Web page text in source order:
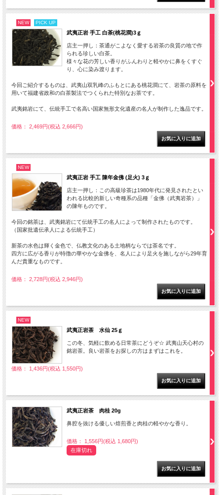
NEW PICK UP
武夷正岩 手工 白茶(桃花澗)3ｇ
店主一押し：茶通がこよなく愛する岩茶の良質の地で作
られる珍しい白茶。
様々な花の芳しい香りがふんわりと軽やかに鼻をくすぐ
り、心に染み渡ります。
今回ご紹介するものは、武夷山双乳峰のふもとにある桃花澗にて、岩茶の原料を
用いて福建省政和の白茶製法でつくられた特別なお茶です。
武夷銘岩にて、伝統手工で名高い国家無形文化遺産の名人が制作した逸品です。
価格： 2,469円(税込 2,666円)
NEW
武夷正岩 手工 陳年金佛 (足火) 3ｇ
店主一押し：この高級珍茶は1980年代に発見されたとい
われる比較的新しい奇種系の品種「金佛（武夷岩茶）」
の陳年ものです。
今回の銘茶は、武夷銘岩にて伝統手工の名人によって制作されたものです。
（国家批遺伝承人による伝統手工）
新茶の水色は輝く金色で、仏教文化のある土地柄ならでは茶名です。
四方に広がる香りが特徴の華やかな金佛を、名人により足火を施しながら29年育
んだ貴重なものです。
価格： 2,728円(税込 2,946円)
NEW
武夷正岩茶 水仙 25ｇ
この冬、気軽に飲める日常茶にどうぞ☆ 武夷山天心村の
銘岩茶。良い岩茶をお探しの方はまずはこれを。
価格： 1,436円(税込 1,550円)
武夷正岩茶 肉桂 20g
鼻腔を抜ける優しい焙煎香と肉桂の軽やかな香り。
価格： 1,556円(税込 1,680円)
在庫切れ